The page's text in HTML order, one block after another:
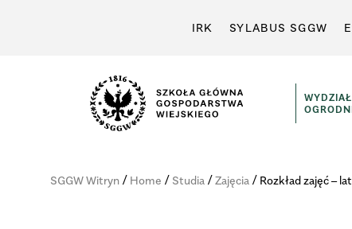
IRK SYLABUS SGGW
WYDZIAŁ
SGGW Witryn/ Home / Studia/Zajęcia/ Roz­kład zajęć –